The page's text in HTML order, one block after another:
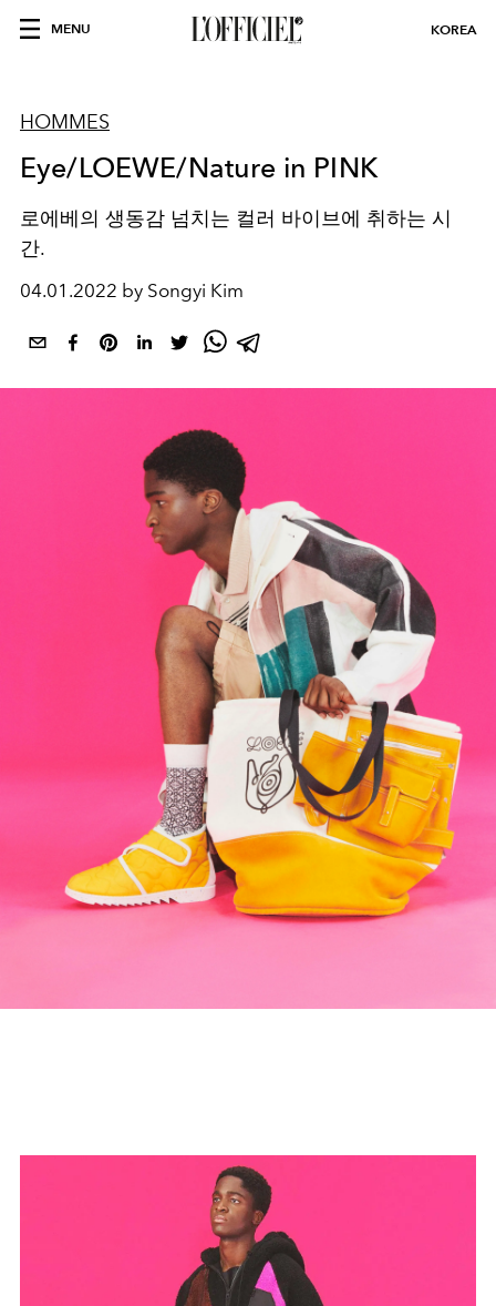
MENU KOREA
HOMMES
Eye/LOEWE/Nature in PINK
로에베의 생동감 넘치는 컬러 바이브에 취하는 시
간.
04.01.2022 by Songyi Kim